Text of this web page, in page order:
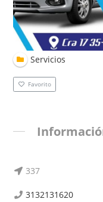
Servicios
Favorito
337
3132131620